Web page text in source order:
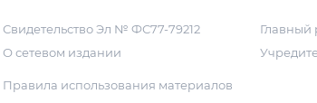
Свидетельство Эл № ФС77-79212
О сетевом издании
Главный
Правила использования материалов